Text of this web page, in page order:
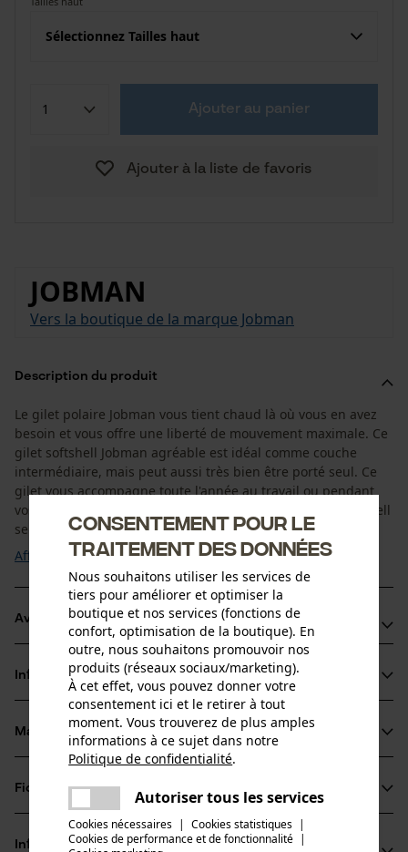
Sélectionnez Tailles haut
Ajouter au panier
Ajouter à la liste de favoris
JOBMAN
Vers la boutique de la marque Jobman
Description du produit
Le gilet polaire Jobman vous tient chaud là où vous en avez
besoin et vous offre une liberté de mouvement maximale. Ce
gilet softshell Jobman agréable est idéal comme couche
intermédiaire, mais peut aussi très bien être porté seul. Ce
gilet vous accompagne toute l'année au travail ou pendant
vos loisirs en tant que vêtement de plein air. Le gilet Softshell
se combine parfaitement ...
Afficher plus
Avantages du produit
Poches avant spacieuses avec glissière
Bandes élastisques aux manches et au bas du gilet
Glissière YKK devant : encore plus de qualité !
Informations sur le produit
Détails du produit
Type de manche
Matériau & entretien
Type de matériau
Fiches techniques
Fiche de données de sécurité du produit (PDF)
Informations fabricant
Consentement pour le
traitement des données
Nous souhaitons utiliser les services de
tiers pour améliorer et optimiser la
boutique et nos services (fonctions de
confort, optimisation de la boutique). En
outre, nous souhaitons promouvoir nos
produits (réseaux sociaux/marketing).
À cet effet, vous pouvez donner votre
consentement ici et le retirer à tout
moment. Vous trouverez de plus amples
informations à ce sujet dans notre
Politique de confidentialité.
Autoriser tous les services
Cookies nécessaires | Cookies statistiques |
Cookies de performance et de fonctionnalité |
Une erreur s'est produite. Veuillez
essayer encore.
partager
partager
mail